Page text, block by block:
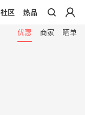
社区 热品
优惠 商家 晒单